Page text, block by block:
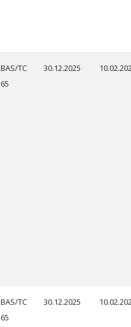
BAS/TC
65
30.12.2025
BAS/TC
65
30.12.2025